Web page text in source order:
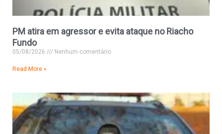
PM atira em agressor e evita ataque no Riacho
Fundo
05/08/2026 Nenhum comentário
Read More »